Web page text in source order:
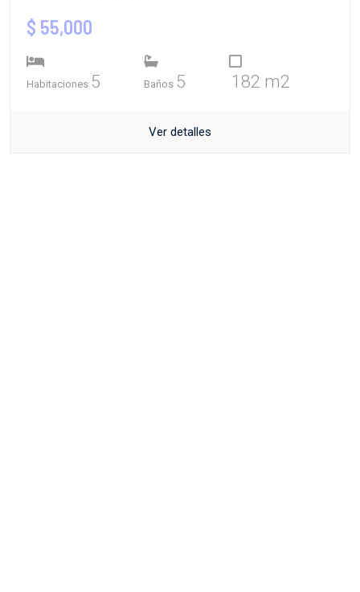
$ 55,000
Habitaciones 5 Baños 5 182 m2
Ver detalles